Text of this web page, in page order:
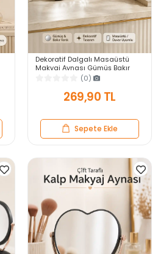
Dekoratif Dalgalı Masaüstü
Makyaj Aynası Gümüş Bakır
Çerçeveli Modern Yakın Duvar
(0)
269,90 TL
Sepete Ekle